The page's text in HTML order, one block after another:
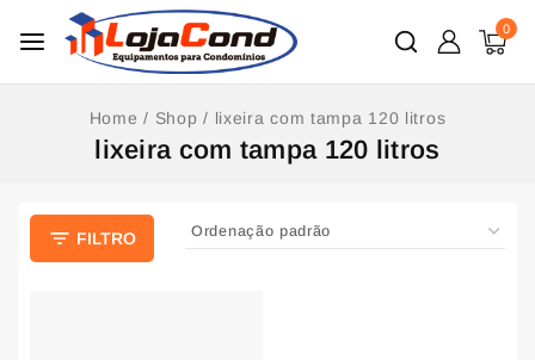
0
Home / Shop / lixeira com tampa 120 litros
lixeira com tampa 120 litros
FILTRO